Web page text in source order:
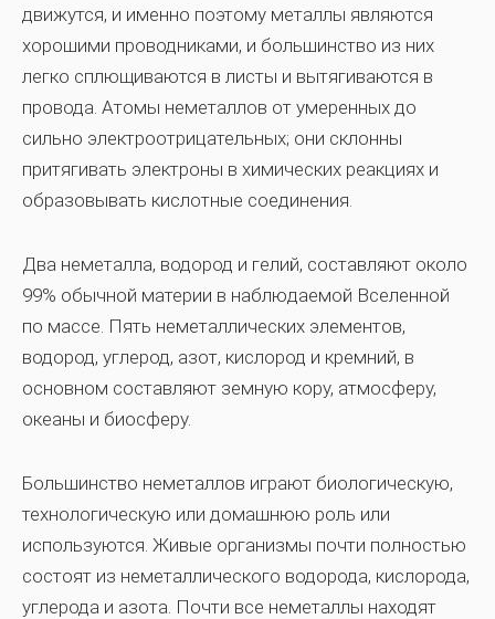
движутся, и именно поэтому металлы являются
хорошими проводниками, и большинство из них
легко сплющиваются в листы и вытягиваются в
провода. Атомы неметаллов от умеренных до
сильно электроотрицательных; они склонны
притягивать электроны в химических реакциях и
образовывать кислотные соединения.
Два неметалла, водород и гелий, составляют около
99% обычной материи в наблюдаемой Вселенной
по массе. Пять неметаллических элементов,
водород, углерод, азот, кислород и кремний, в
основном составляют земную кору, атмосферу,
океаны и биосферу.
Большинство неметаллов играют биологическую,
технологическую или домашнюю роль или
используются. Живые организмы почти полностью
состоят из неметаллического водорода, кислорода,
углерода и азота. Почти все неметаллы находят